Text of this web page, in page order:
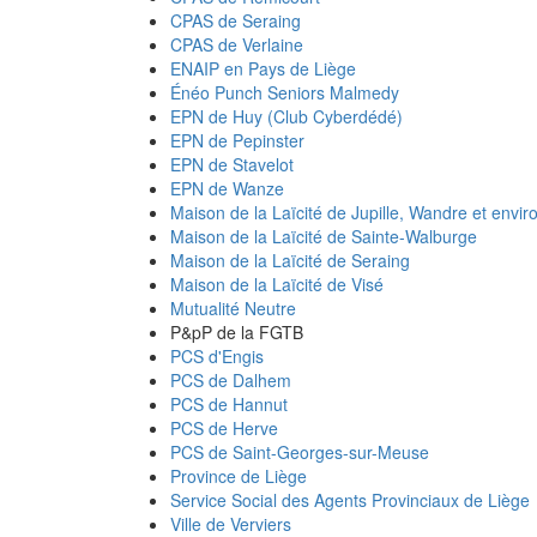
CPAS de Seraing
CPAS de Verlaine
ENAIP en Pays de Liège
Énéo Punch Seniors Malmedy
EPN de Huy (Club Cyberdédé)
EPN de Pepinster
EPN de Stavelot
EPN de Wanze
Maison de la Laïcité de Jupille, Wandre et
Maison de la Laïcité de Sainte-Walburge
Maison de la Laïcité de Seraing
Maison de la Laïcité de Visé
Mutualité Neutre
P&pP de la FGTB
PCS d'Engis
PCS de Dalhem
PCS de Hannut
PCS de Herve
PCS de Saint-Georges-sur-Meuse
Province de Liège
Service Social des Agents Provinciaux de Liège
Ville de Verviers